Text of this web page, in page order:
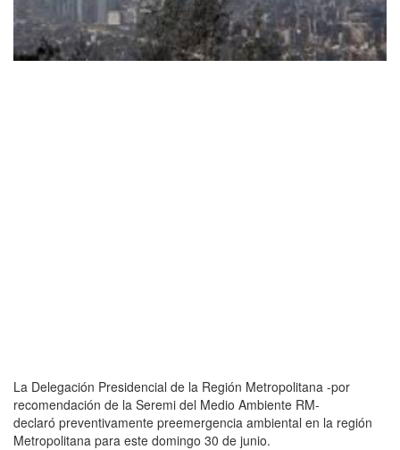
La Delegación Presidencial de la Región Metropolitana -por
recomendación de la Seremi del Medio Ambiente RM-
declaró preventivamente preemergencia ambiental en la región
Metropolitana para este domingo 30 de junio.